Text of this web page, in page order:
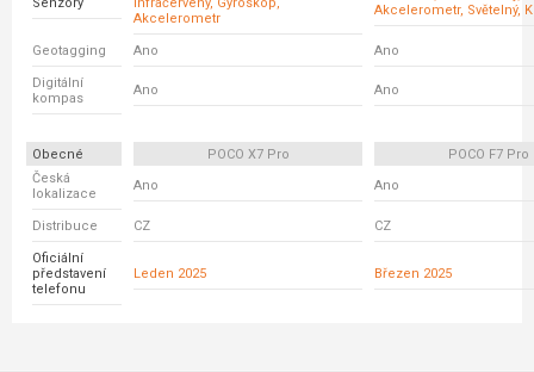
Akcelerometr
Akcelerometr, Světelný,
Geotagging Ano Ano
Digitální
kompas
Ano Ano
Obecné POCO X7 Pro
POCO F7 Pro
Česká
lokalizace
Ano Ano
Distribuce CZ CZ
Oficiální
představení
telefonu
Leden 2025 Březen 2025